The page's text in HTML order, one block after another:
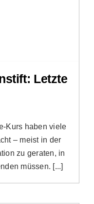
Letzte
Kurs haben viele
– meist in der
zu geraten, in
müssen. [...]